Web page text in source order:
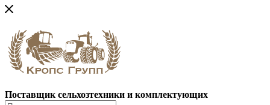
Поставщик сельхозтехники и комплектующих